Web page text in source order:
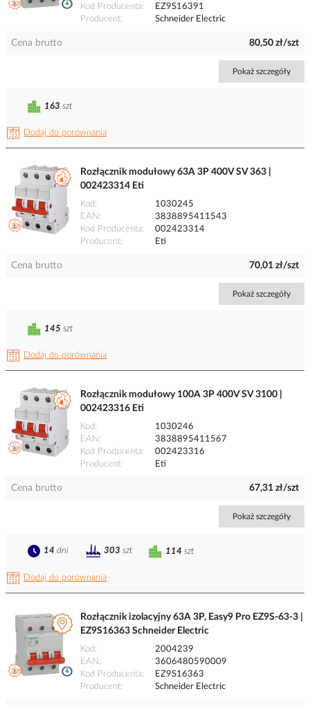
Kod Producenta
EZ9S16391
Producent
Schneider Electric
Cena brutto 80,50 zł/szt
Pokaż szczegóły
Dodaj do porównania
163 szt
Rozłącznik modułowy 63A 3P 400V SV 363 |
002423314 Eti
Kod
1030245
EAN
3838895411543
Kod Producenta
002423314
Producent
Eti
Cena brutto 70,01 zł/szt
Pokaż szczegóły
Dodaj do porównania
145 szt
Rozłącznik modułowy 100A 3P 400V SV 3100 |
002423316 Eti
Kod
1030246
EAN
3838895411567
Kod Producenta
002423316
Producent
Eti
Cena brutto 67,31 zł/szt
Pokaż szczegóły
Dodaj do porównania
114 szt
14 dni 303 szt
Rozłącznik izolacyjny 63A 3P, Easy9 Pro EZ9S-63-3 |
EZ9S16363 Schneider Electric
Kod
2004239
EAN
3606480590009
Kod Producenta
EZ9S16363
Producent
Schneider Electric